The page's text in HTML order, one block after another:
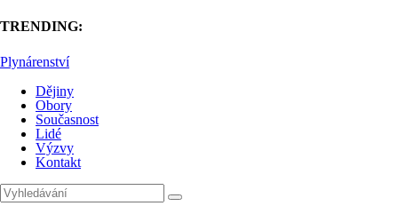
TRENDING:
Plynárenství
Dějiny
Obory
Současnost
Lidé
Výzvy
Kontakt